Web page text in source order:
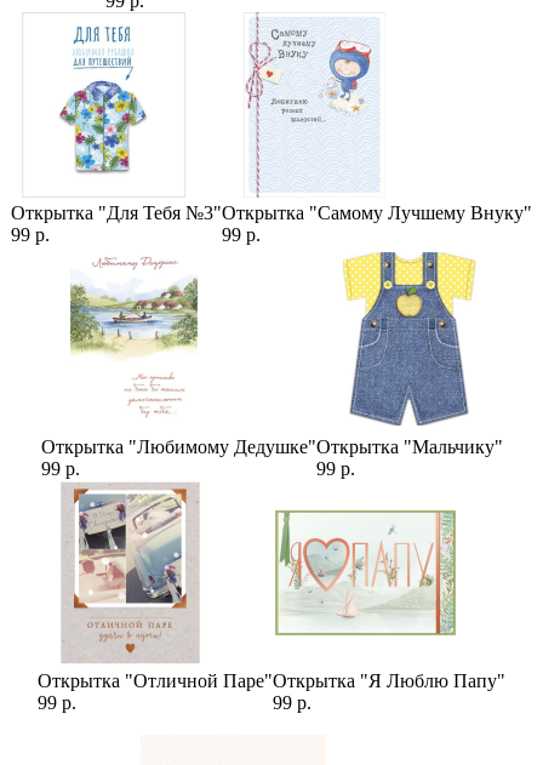
Ветки ели Декор для дома Новогодний декор
Новогодние венки
Открытка "Для Тебя №3"
99 р.
Открытка "Самому Лучшему Внуку"
99 р.
Открытка "Любимому Дедушке"
99 р.
Открытка "Мальчику"
99 р.
Открытка "Отличной Паре"
99 р.
Открытка "Я Люблю Папу"
99 р.